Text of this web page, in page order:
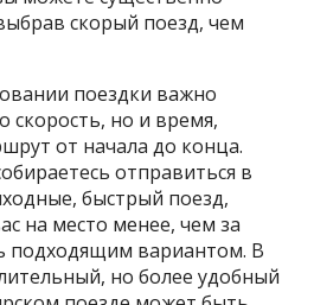
скорый поезд, чем
поездки важно
скорость, но и время,
от начала до конца.
отправиться в
быстрый поезд,
на место менее, чем за
подходящим вариантом. В
но более удобный